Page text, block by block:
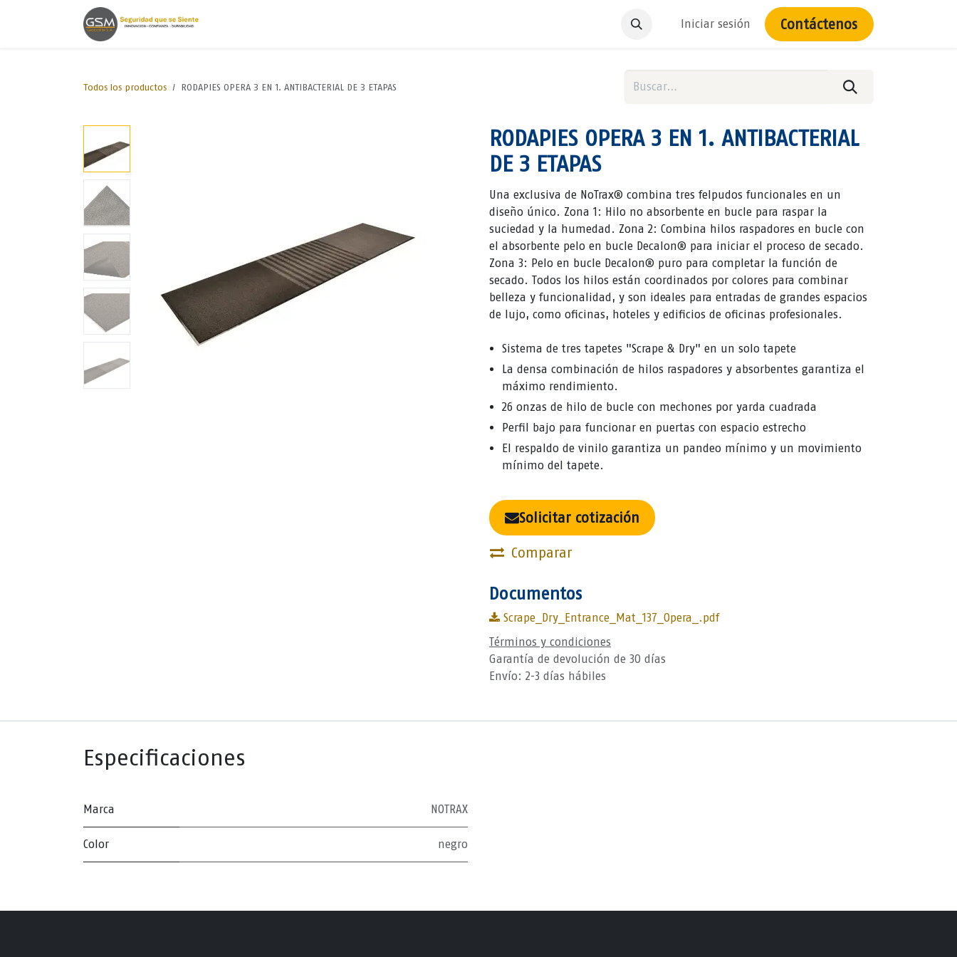
Ir al contenido
Iniciar sesión Contáctenos
Todos los productos RODAPIES OPERA 3 EN 1. ANTIBACTERIAL DE 3 ETAPAS
RODAPIES OPERA 3 EN 1. ANTIBACTERIAL
DE 3 ETAPAS
Una exclusiva de NoTrax® combina tres felpudos funcionales en un
diseño único. Zona 1: Hilo no absorbente en bucle para raspar la
suciedad y la humedad. Zona 2: Combina hilos raspadores en bucle con
el absorbente pelo en bucle Decalon® para iniciar el proceso de secado.
Zona 3: Pelo en bucle Decalon® puro para completar la función de
secado. Todos los hilos están coordinados por colores para combinar
belleza y funcionalidad, y son ideales para entradas de grandes espacios
de lujo, como oficinas, hoteles y edificios de oficinas profesionales.
Sistema de tres tapetes "Scrape & Dry" en un solo tapete
La densa combinación de hilos raspadores y absorbentes garantiza el
máximo rendimiento.
26 onzas de hilo de bucle con mechones por yarda cuadrada
Perfil bajo para funcionar en puertas con espacio estrecho
El respaldo de vinilo garantiza un pandeo mínimo y un movimiento
mínimo del tapete.
Solicitar cotización
Comparar
Documentos
Scrape_Dry_Entrance_Mat_137_Opera_.pdf
Términos y condiciones
Garantía de devolución de 30 días
Envío: 2-3 días hábiles
Especificaciones
Marca NOTRAX
Color negro